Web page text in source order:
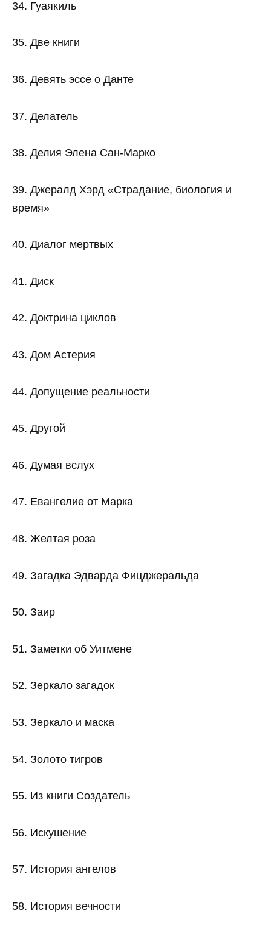
34. Гуаякиль
35. Две книги
36. Девять эссе о Данте
37. Делатель
38. Делия Элена Сан-Марко
39. Джералд Хэрд «Страдание, биология и
время»
40. Диалог мертвых
41. Диск
42. Доктрина циклов
43. Дом Астерия
44. Допущение реальности
45. Другой
46. Думая вслух
47. Евангелие от Марка
48. Желтая роза
49. Загадка Эдварда Фицджеральда
50. Заир
51. Заметки об Уитмене
52. Зеркало загадок
53. Зеркало и маска
54. Золото тигров
55. Из книги Создатель
56. Искушение
57. История ангелов
58. История вечности